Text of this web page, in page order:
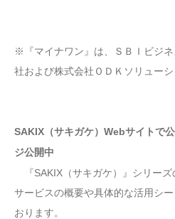
※『マイナワン』は、ＳＢＩビジ
社および株式会社ＯＤＫソリューシ
SAKIX（サキガケ）Webサイトで
ジ公開中
『SAKIX（サキガケ）』シリー
サービスの概要や具体的な活用シ
おります。